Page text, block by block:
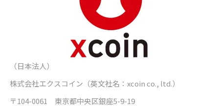
（日本法人）
株式会社エクスコイン （英文社名： xcoin co., ltd.）
〒104-0061 東京都中央区銀座5-9-19